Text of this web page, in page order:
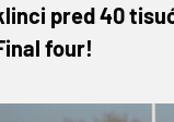
pred 40
four!